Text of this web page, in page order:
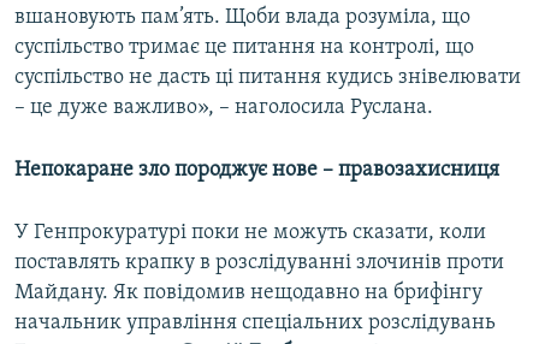
вшановують пам’ять. Щоби влада розуміла, що
суспільство тримає це питання на контролі, що
суспільство не дасть ці питання кудись знівелювати
– це дуже важливо», – наголосила Руслана.
Непокаране зло породжує нове – правозахисниця
У Генпрокуратурі поки не можуть сказати, коли
поставлять крапку в розслідуванні злочинів проти
Майдану. Як повідомив нещодавно на брифінгу
начальник управління спеціальних розслідувань